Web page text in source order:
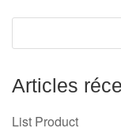
Articles
List Product